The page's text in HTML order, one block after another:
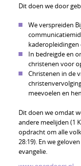
Dit doen we door
We verspreiden
In bedreigde en
christenen voor
Christenen in de
meevoelen en
Dit doen we omdat
andere meelijden (1
opdracht om alle
28:19). En we
evangelie.